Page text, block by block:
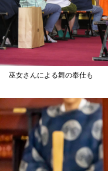
巫女さんによる舞の奉仕も